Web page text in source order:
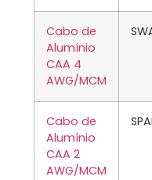
Cabo de
Alumínio
CAA 4
AWG/MCM
Cabo de
Alumínio
CAA 2
AWG/MCM